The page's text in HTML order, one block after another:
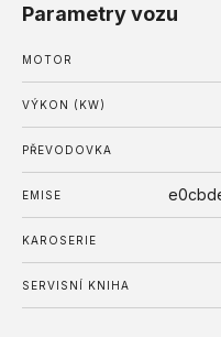
Parametry vozu
MOTOR
VÝKON (KW)
PŘEVODOVKA
EMISE
KAROSERIE
SERVISNÍ KNIHA